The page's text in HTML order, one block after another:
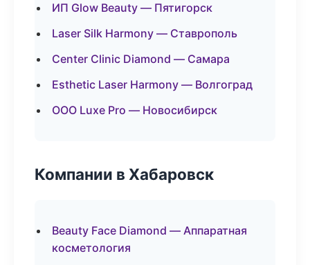
ИП Glow Beauty — Пятигорск
Laser Silk Harmony — Ставрополь
Center Clinic Diamond — Самара
Esthetic Laser Harmony — Волгоград
ООО Luxe Pro — Новосибирск
Компании в Хабаровск
Beauty Face Diamond — Аппаратная
косметология